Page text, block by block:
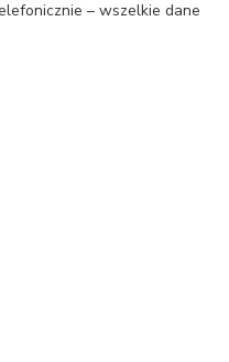
– wszelkie dane